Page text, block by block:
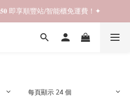
𝐒𝐚𝐥𝐞📚 全店兩件𝟗折！✦
即享順豐站/智能櫃免運費！✦
𝐒𝐚𝐥𝐞📚 全店兩件𝟗折！✦
每頁顯示 24 個